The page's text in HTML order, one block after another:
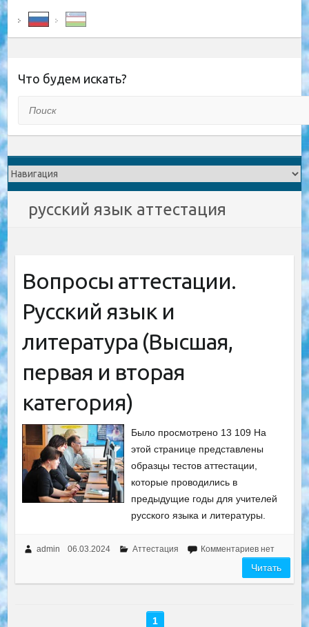
Что будем искать?
русский язык аттестация
Вопросы аттестации.
Русский язык и
литература (Высшая,
первая и вторая
категория)
Было просмотрено 13 109 На
этой странице представлены
образцы тестов аттестации,
которые проводились в
предыдущие годы для учителей
русского языка и литературы.
admin 06.03.2024 Аттестация Комментариев нет
Читать
1